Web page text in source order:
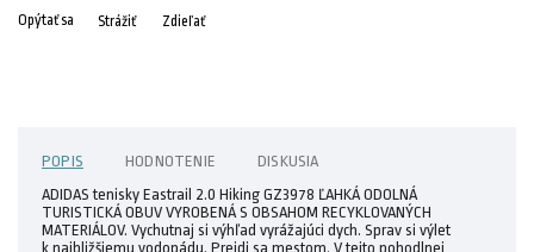
Opýtať sa Strážiť Zdieľať
POPIS HODNOTENIE
DISKUSIA
ADIDAS tenisky Eastrail 2.0 Hiking GZ3978 ĽAHKÁ ODOLNÁ
TURISTICKÁ OBUV VYROBENÁ S OBSAHOM RECYKLOVANÝCH
MATERIÁLOV. Vychutnaj si výhľad vyrážajúci dych. Sprav si výlet
k najbližšiemu vodopádu. Prejdi sa mestom. V tejto pohodlnej